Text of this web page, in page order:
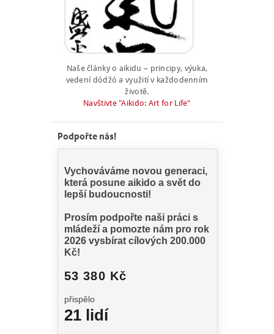
Naše články o aikidu – principy, výuka,
vedení dódžó a využití v každodenním
životě.
Navštivte "Aikido: Art for Life"
Podpořte nás!